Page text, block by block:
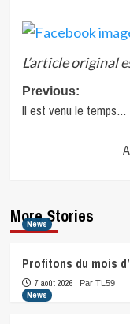
L’article original
Post
navigation
Previous:
Il est venu le temps…
More Stories
News
Profitons du mois
7 août 2026 Par TL59
News